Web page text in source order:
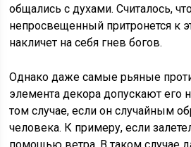
общались с духами. Считалось,
непросвещенный притронется к
накличет на себя гнев богов.
Однако даже самые рьяные
элемента декора допускают его
том случае, если он случайным
человека. К примеру, если